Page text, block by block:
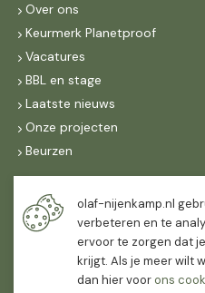
Over ons
Keurmerk Planetproof
Vacatures
BBL en stage
Laatste nieuws
Onze projecten
Beurzen
Maandag t/m vrijdag
07:30-
16:30
12:00
olaf-nijenkamp.nl
verbeteren en te
ervoor te zorgen dat
krijgt. Als je meer wilt
dan hier voorons